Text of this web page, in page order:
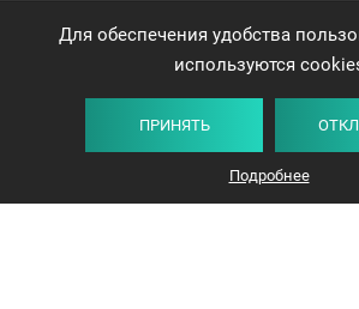
Для обеспечения удобства
используются
ПРИНЯТЬ
Подробнее